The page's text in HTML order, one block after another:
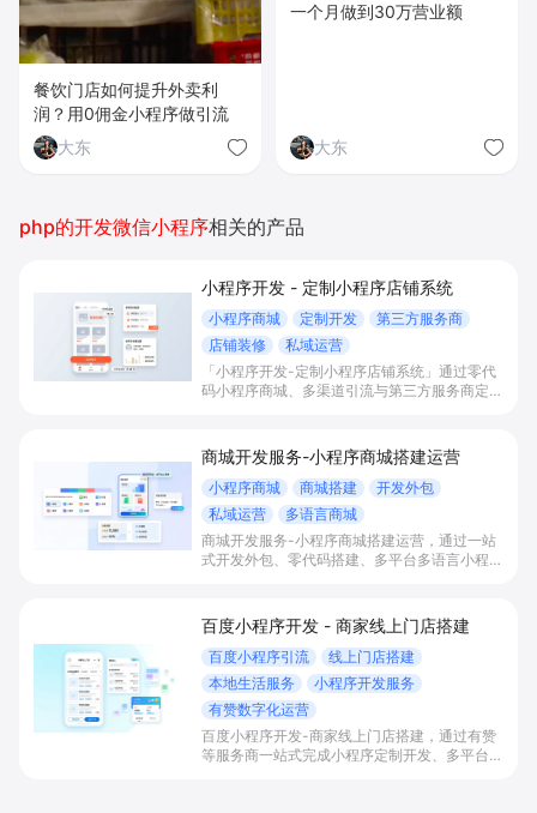
餐饮门店如何提升外卖利
润？用0佣金小程序做引流
大东
一个月做到30万营业额
大东
php的开发微信小程序相关的产品
小程序开发 - 定制小程序店铺系统
小程序商城 定制开发
第三方服务商
店铺装修
私域运营
「小程序开发-定制小程序店铺系统」通过零代
码小程序商城、多渠道引流与第三方服务商定制
私域运营场景，提升获客与复购，实现线上生意
增长。
商城开发服务-小程序商城搭建运营
小程序商城 商城搭建
开发外包
私域运营
多语言商城
商城开发服务-小程序商城搭建运营，通过一站
式开发外包、零代码搭建、多平台多语言小程序
实现低成本获客、提升复购与业绩增长。
百度小程序开发 - 商家线上门店搭建
百度小程序引流
线上门店搭建
本地生活服务
小程序开发服务
有赞数字化运营
百度小程序开发-商家线上门店搭建，通过有赞
等服务商一站式完成小程序定制开发、多平台联